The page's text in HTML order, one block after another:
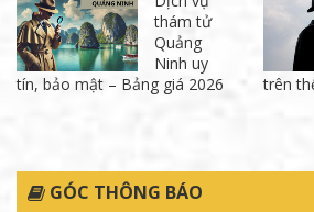
thám tử
Quảng
Ninh uy
tín, bảo mật – Bảng giá 2026
trên
GÓC THÔNG BÁO